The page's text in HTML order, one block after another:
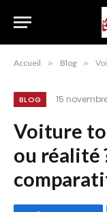
Accueil » Blog »
BLOG 15
Voiture
ou réalité